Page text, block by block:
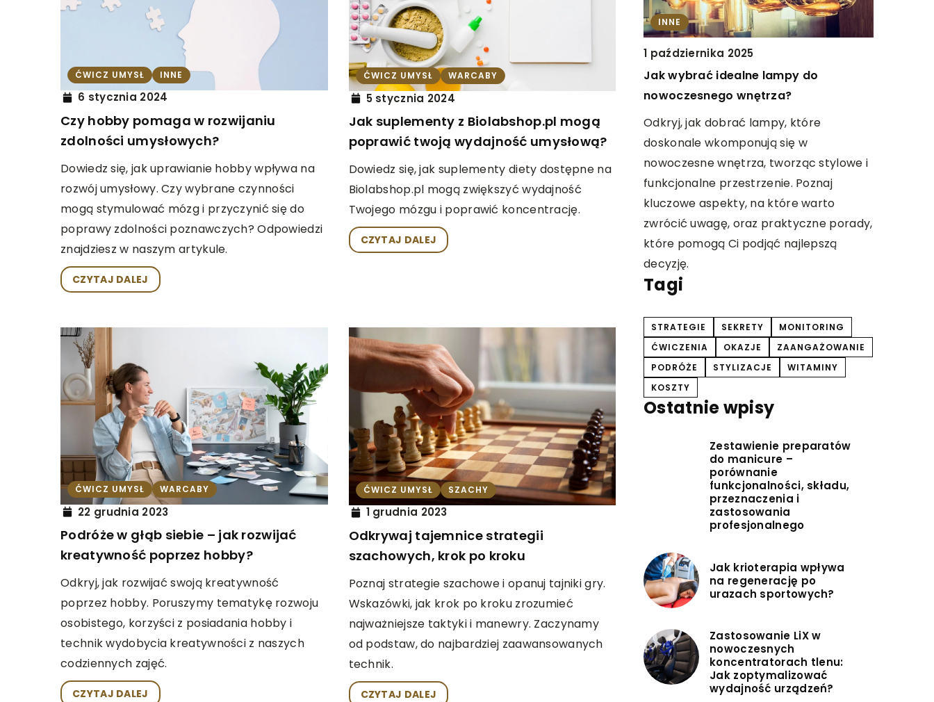
ĆWICZ UMYSŁ INNE
6 stycznia 2024
Czy hobby pomaga w rozwijaniu
zdolności umysłowych?
Dowiedz się, jak uprawianie hobby wpływa na
rozwój umysłowy. Czy wybrane czynności
mogą stymulować mózg i przyczynić się do
poprawy zdolności poznawczych? Odpowiedzi
znajdziesz w naszym artykule.
CZYTAJ DALEJ
ĆWICZ UMYSŁ WARCABY
5 stycznia 2024
Jak suplementy z Biolabshop.pl mogą
poprawić twoją wydajność umysłową?
Dowiedz się, jak suplementy diety dostępne na
Biolabshop.pl mogą zwiększyć wydajność
Twojego mózgu i poprawić koncentrację.
CZYTAJ DALEJ
ĆWICZ UMYSŁ WARCABY
22 grudnia 2023
Podróże w głąb siebie – jak rozwijać
kreatywność poprzez hobby?
Odkryj, jak rozwijać swoją kreatywność
poprzez hobby. Poruszymy tematykę rozwoju
osobistego, korzyści z posiadania hobby i
technik wydobycia kreatywności z naszych
codziennych zajęć.
CZYTAJ DALEJ
ĆWICZ UMYSŁ SZACHY
1 grudnia 2023
Odkrywaj tajemnice strategii
szachowych, krok po kroku
Poznaj strategie szachowe i opanuj tajniki gry.
Wskazówki, jak krok po kroku zrozumieć
najważniejsze taktyki i manewry. Zaczynamy
od podstaw, do najbardziej zaawansowanych
technik.
CZYTAJ DALEJ
6 stycznia 2024
Jak wybrać odpowiednią kasę
fiskalną dla twojego biznesu –
przewodnik dla początkujących
Rozwiń swój biznes dzięki
odpowiedniemu wyborowi kasy fiskalnej.
Nasz przewodnik daje początkującym
praktyczne wskazówki i radzi, na co
zwrócić uwagę przy wyborze.
ĆWICZ UMYSŁ
4 maja 2026
Jak sztuki walki wspierają rozwój
emocjonalny i społeczny dzieci
Poznaj, jak treningi sztuk walki mogą
wpływać na emocjonalny i społeczny
rozwój dzieci, kształtując ich pewność
siebie, zdolności komunikacyjne oraz
radzenie sobie ze stresem.
INNE
1 października 2025
Jak wybrać idealne lampy do
nowoczesnego wnętrza?
Odkryj, jak dobrać lampy, które
doskonale wkomponują się w
nowoczesne wnętrza, tworząc stylowe i
funkcjonalne przestrzenie. Poznaj
kluczowe aspekty, na które warto
zwrócić uwagę, oraz praktyczne porady,
które pomogą Ci podjąć najlepszą
decyzję.
Tagi
STRATEGIE SEKRETY
MONITORING
ĆWICZENIA
OKAZJE
ZAANGAŻOWANIE
PODRÓŻE
STYLIZACJE
WITAMINY
KOSZTY
Ostatnie wpisy
Zestawienie preparatów
do manicure –
porównanie
funkcjonalności, składu,
przeznaczenia i
zastosowania
profesjonalnego
Jak krioterapia wpływa
na regenerację po
urazach sportowych?
Zastosowanie LiX w
nowoczesnych
koncentratorach tlenu:
Jak zoptymalizować
wydajność urządzeń?